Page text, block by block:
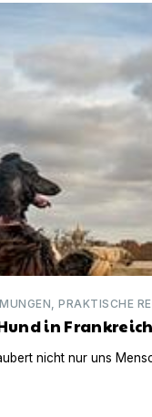
Frankreich
PRAKTISCHE
in Frankreich
nicht nur uns